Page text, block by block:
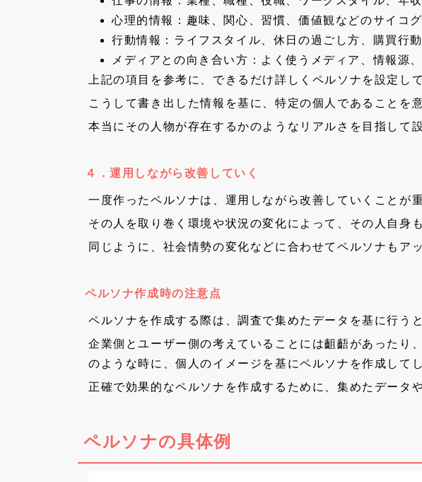
心理的情報：趣味、関心、習慣、価値観などのサイコ
行動情報：ライフスタイル、休日の過ごし方、購買行
メディアとの向き合い方：よく使うメディア、情報源
上記の項目を参考に、できるだけ詳しくペルソナを設定し
こうして書き出した情報を基に、特定の個人であることを
本当にその人物が存在するかのようなリアルさを目指して
４．運用しながら改善していく
一度作ったペルソナは、運用しながら改善していくことが重
その人を取り巻く環境や状況の変化によって、その人自身
同じように、社会情勢の変化などに合わせてペルソナもア
ペルソナ作成時の注意点
ペルソナを作成する際は、調査で集めたデータを基に行う
企業側とユーザー側の考えていることには齟齬があったり
のような時に、個人のイメージを基にペルソナを作成して
正確で効果的なペルソナを作成するために、集めたデータ
ペルソナの具体例